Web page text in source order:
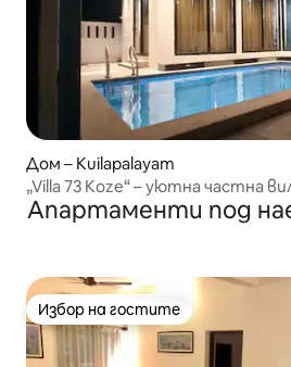
Дом – Kuilapalayam
„Villa 73 Koze“ – уютна частна
Апартаменти под
Избор на гостите
Избор на гостите